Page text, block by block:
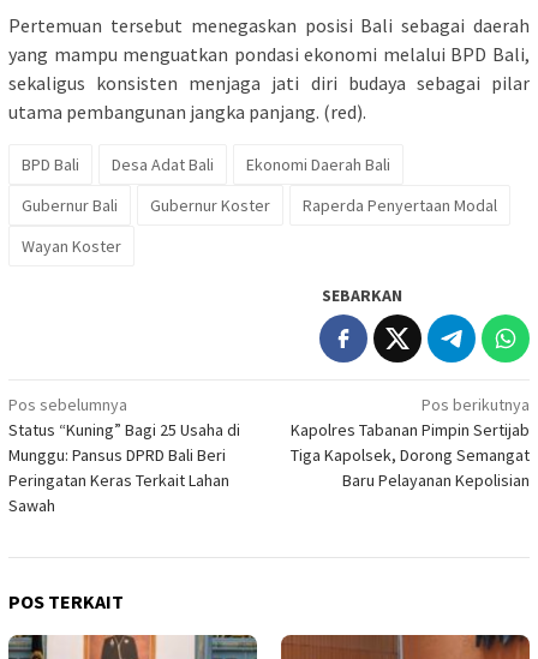
Pertemuan tersebut menegaskan posisi Bali sebagai daerah
yang mampu menguatkan pondasi ekonomi melalui BPD Bali,
sekaligus konsisten menjaga jati diri budaya sebagai pilar
utama pembangunan jangka panjang. (red).
BPD Bali Desa Adat Bali
Ekonomi Daerah Bali
Gubernur Bali
Gubernur Koster
Raperda Penyertaan Modal
Wayan Koster
SEBARKAN
Navigasi
pos
Pos sebelumnya
Status “Kuning” Bagi 25 Usaha di
Munggu: Pansus DPRD Bali Beri
Peringatan Keras Terkait Lahan
Sawah
Pos berikutnya
Kapolres Tabanan Pimpin Sertijab
Tiga Kapolsek, Dorong Semangat
Baru Pelayanan Kepolisian
POS TERKAIT